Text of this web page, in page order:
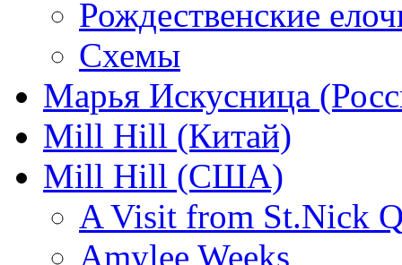
Рождественские
Схемы
Марья Искусница
Mill Hill (Китай)
Mill Hill (США)
A Visit from St.Nick
Amylee Weeks